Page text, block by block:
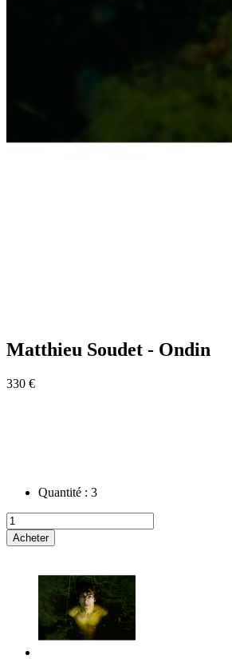
Matthieu Soudet - Ondin
330 €
Quantité : 3
Acheter